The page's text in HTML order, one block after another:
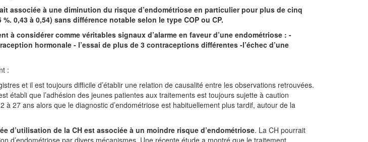
associée à une diminution du risque d’endométriose en particulier pour plus de cinq
0,43 à 0,54) sans différence notable selon le type COP ou CP.
à considérer comme véritables signaux d’alarme en faveur d’une endométriose : -
hormonale - l’essai de plus de 3 contraceptions différentes -l’échec d’une
:
et il est toujours difficile d’établir une relation de causalité entre les observations retrouvées.
établi que l’adhésion des jeunes patientes aux traitements est toujours sujette à caution
à 27 ans alors que le diagnostic d’endométriose est habituellement plus tardif, autour de la
d’utilisation de la CH est associée à un moindre risque d’endométriose. La CH pourrait
d’endométriose par divers mécanismes. Une récente étude a montré que le traitement